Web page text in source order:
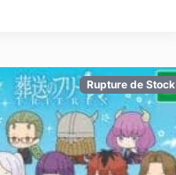
Rupture de Stock